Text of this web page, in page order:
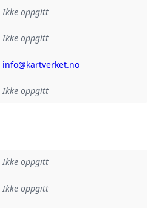
Ikke oppgitt
Ikke oppgitt
info@kartverket.no
Ikke oppgitt
Ikke oppgitt
:
Ikke oppgitt